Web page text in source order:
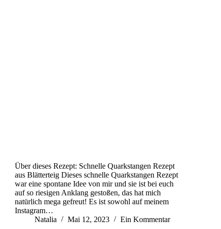
Über dieses Rezept: Schnelle Quarkstangen Rezept
aus Blätterteig Dieses schnelle Quarkstangen Rezept
war eine spontane Idee von mir und sie ist bei euch
auf so riesigen Anklang gestoßen, das hat mich
natürlich mega gefreut! Es ist sowohl auf meinem
Instagram…
Natalia
Mai 12, 2023 Ein Kommentar